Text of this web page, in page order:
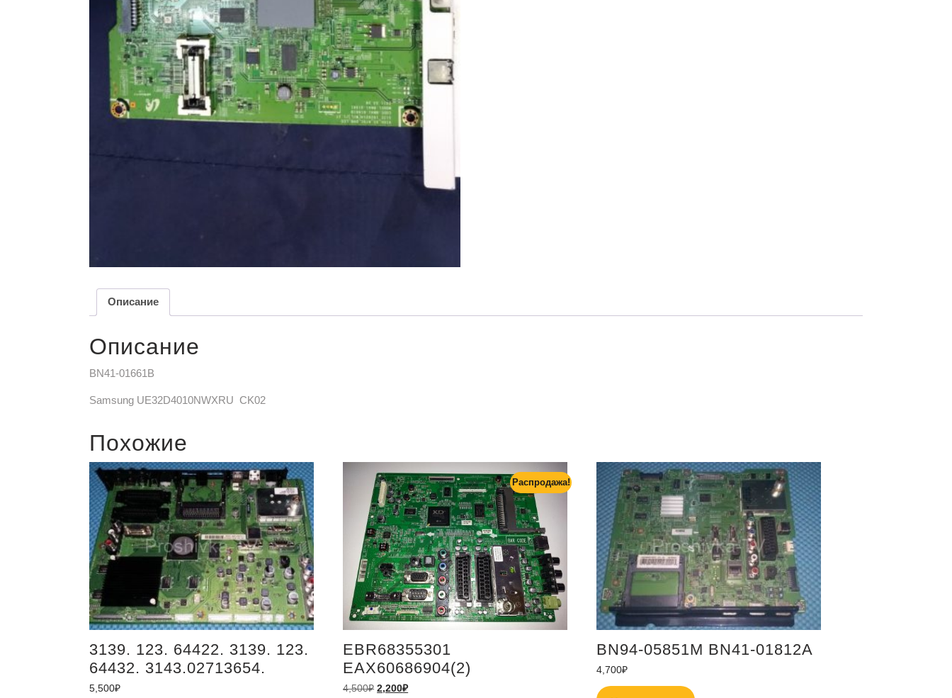
Описание
Описание
BN41-01661B
Samsung UE32D4010NWXRU CK02
Похожие
3139. 123. 64422. 3139. 123.
64432. 3143.02713654.
5,500₽
Распродажа!
EBR68355301
EAX60686904(2)
4,500₽ 2,200₽
BN94-05851M BN41-01812A
4,700₽